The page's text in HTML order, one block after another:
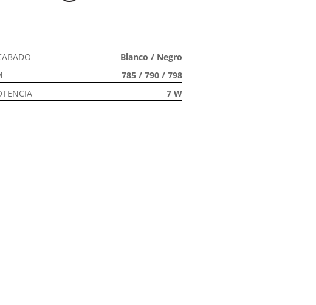
Blanco / Negro
785 / 790 / 798
7 W